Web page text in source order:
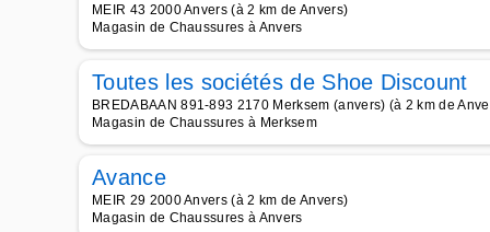
MEIR 43 2000 Anvers (à 2 km de Anvers)
Magasin de Chaussures à Anvers
Toutes les sociétés de Shoe Discount
BREDABAAN 891-893 2170 Merksem (anvers) (à 2 km de
Magasin de Chaussures à Merksem
Avance
MEIR 29 2000 Anvers (à 2 km de Anvers)
Magasin de Chaussures à Anvers